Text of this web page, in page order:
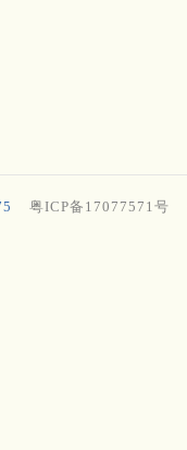
粤ICP备17077571号